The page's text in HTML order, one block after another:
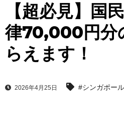
【超必見】国
律70,000円分
らえます！
2026年4月25日 #シンガポール